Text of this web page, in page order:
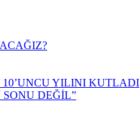
YILINI KUTLADI
DEĞİL”